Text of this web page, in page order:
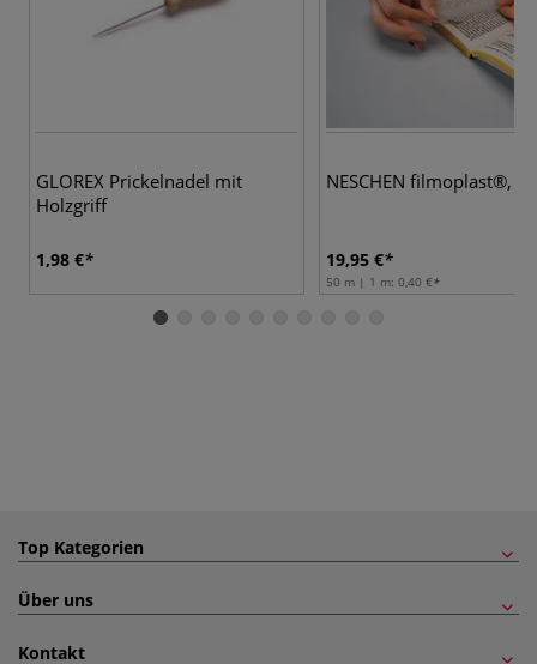
GLOREX Prickelnadel mit
Holzgriff
1,98 €
NESCHEN filmoplast®‚ P
19,95 €
50 m | 1 m: 0,40 €
Top Kategorien
Über uns
Kontakt